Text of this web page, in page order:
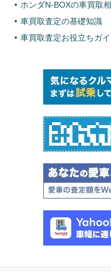
ホンダN-BOXの車買取
車買取査定の基礎知識
車買取査定お役立ちガイ